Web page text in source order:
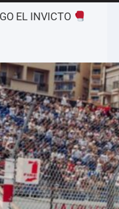
EL INVICTO